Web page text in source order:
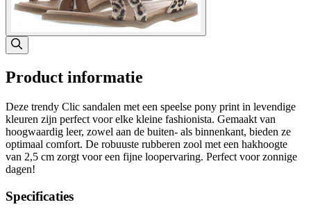
Product informatie
Deze trendy Clic sandalen met een speelse pony print in levendige
kleuren zijn perfect voor elke kleine fashionista. Gemaakt van
hoogwaardig leer, zowel aan de buiten- als binnenkant, bieden ze
optimaal comfort. De robuuste rubberen zool met een hakhoogte
van 2,5 cm zorgt voor een fijne loopervaring. Perfect voor zonnige
dagen!
Specificaties